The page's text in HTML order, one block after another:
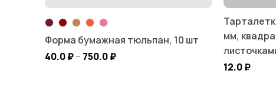
Форма бумажная тюльпан, 10 шт
40.0₽– 750.0₽
мм,
12.0₽